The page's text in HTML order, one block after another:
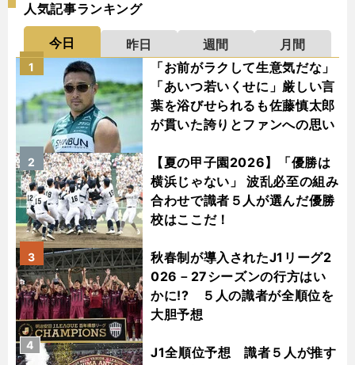
人気記事ランキング
今日 昨日 週間
月間
「お前がラクして生意気だな」
「あいつ若いくせに」厳しい言
葉を浴びせられるも佐藤慎太郎
が貫いた誇りとファンへの思い
1
【夏の甲子園2026】「優勝は
横浜じゃない」 波乱必至の組み
合わせで識者５人が選んだ優勝
校はここだ！
2
秋春制が導入されたJ1リーグ2
026－27シーズンの行方はい
かに!? ５人の識者が全順位を
大胆予想
3
J1全順位予想 識者５人が推す
4